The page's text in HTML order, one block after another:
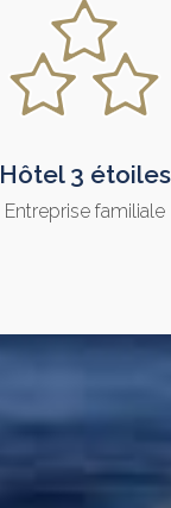
Hôtel 3 étoiles
Entreprise familiale